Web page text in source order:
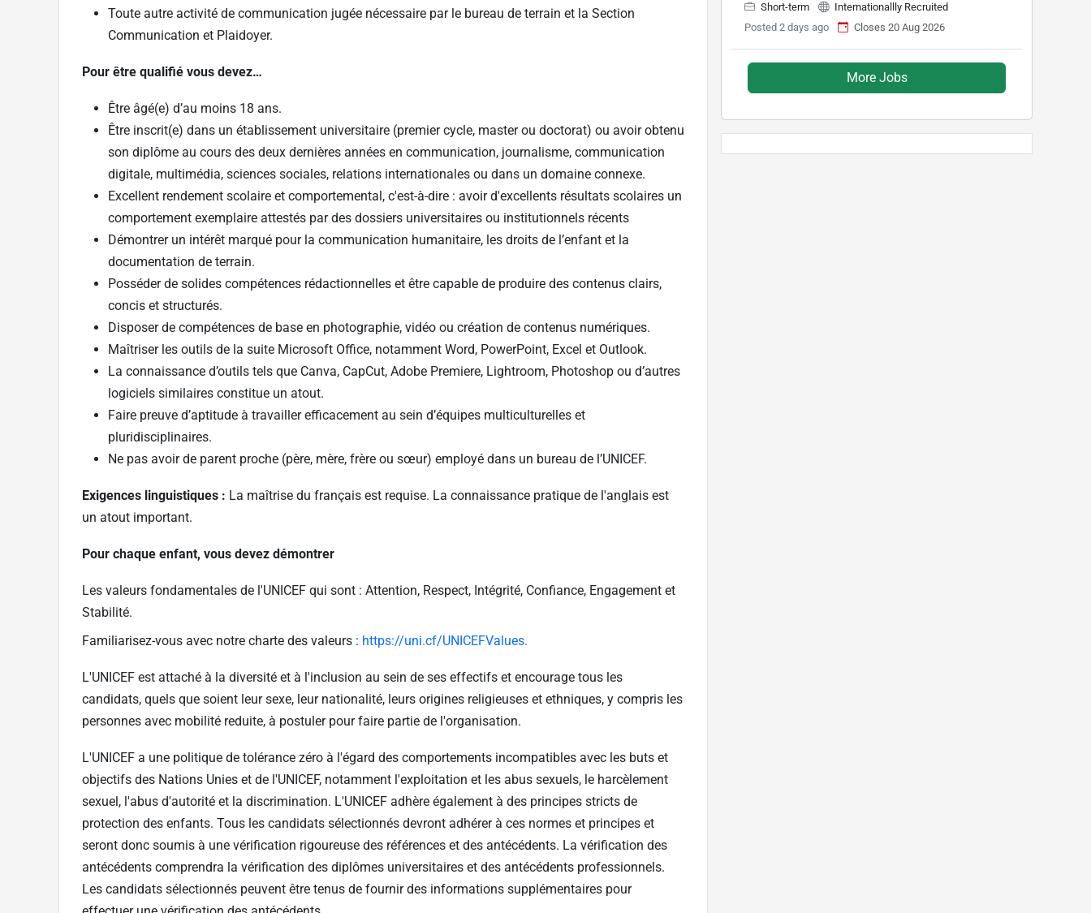
Toute autre activité de communication jugée nécessaire par le bureau de terrain et la Section
Communication et Plaidoyer.
Pour être qualifié vous devez…
Être âgé(e) d’au moins 18 ans.
Être inscrit(e) dans un établissement universitaire (premier cycle, master ou doctorat) ou avoir obtenu
son diplôme au cours des deux dernières années en communication, journalisme, communication
digitale, multimédia, sciences sociales, relations internationales ou dans un domaine connexe.
Excellent rendement scolaire et comportemental, c'est-à-dire : avoir d'excellents résultats scolaires un
comportement exemplaire attestés par des dossiers universitaires ou institutionnels récents
Démontrer un intérêt marqué pour la communication humanitaire, les droits de l’enfant et la
documentation de terrain.
Posséder de solides compétences rédactionnelles et être capable de produire des contenus clairs,
concis et structurés.
Disposer de compétences de base en photographie, vidéo ou création de contenus numériques.
Maîtriser les outils de la suite Microsoft Office, notamment Word, PowerPoint, Excel et Outlook.
La connaissance d’outils tels que Canva, CapCut, Adobe Premiere, Lightroom, Photoshop ou d’autres
logiciels similaires constitue un atout.
Faire preuve d’aptitude à travailler efficacement au sein d’équipes multiculturelles et
pluridisciplinaires.
Ne pas avoir de parent proche (père, mère, frère ou sœur) employé dans un bureau de l’UNICEF.
Exigences linguistiques : La maîtrise du français est requise. La connaissance pratique de l'anglais est
un atout important.
Pour chaque enfant, vous devez démontrer
Les valeurs fondamentales de l'UNICEF qui sont : Attention, Respect, Intégrité, Confiance, Engagement et
Stabilité.
Familiarisez-vous avec notre charte des valeurs : https://uni.cf/UNICEFValues.
L'UNICEF est attaché à la diversité et à l'inclusion au sein de ses effectifs et encourage tous les
candidats, quels que soient leur sexe, leur nationalité, leurs origines religieuses et ethniques, y compris les
personnes avec mobilité reduite, à postuler pour faire partie de l'organisation.
L'UNICEF a une politique de tolérance zéro à l'égard des comportements incompatibles avec les buts et
objectifs des Nations Unies et de l'UNICEF, notamment l'exploitation et les abus sexuels, le harcèlement
sexuel, l'abus d'autorité et la discrimination. L'UNICEF adhère également à des principes stricts de
protection des enfants. Tous les candidats sélectionnés devront adhérer à ces normes et principes et
seront donc soumis à une vérification rigoureuse des références et des antécédents. La vérification des
antécédents comprendra la vérification des diplômes universitaires et des antécédents professionnels.
Les candidats sélectionnés peuvent être tenus de fournir des informations supplémentaires pour
Short-term
Internationallly Recruited
Posted 2 days ago
Closes 20 Aug 2026
More Jobs